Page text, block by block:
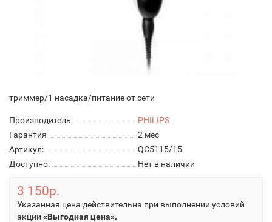
триммер/1 насадка/питание от сети
Производитель:
PHILIPS
Гарантия
2 мес
Артикул:
QC5115/15
Доступно:
Нет в наличии
3 150р.
Указанная цена действительна при выполнении условий
акции «Выгодная цена».